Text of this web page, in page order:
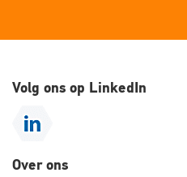
Volg ons op LinkedIn
Over ons